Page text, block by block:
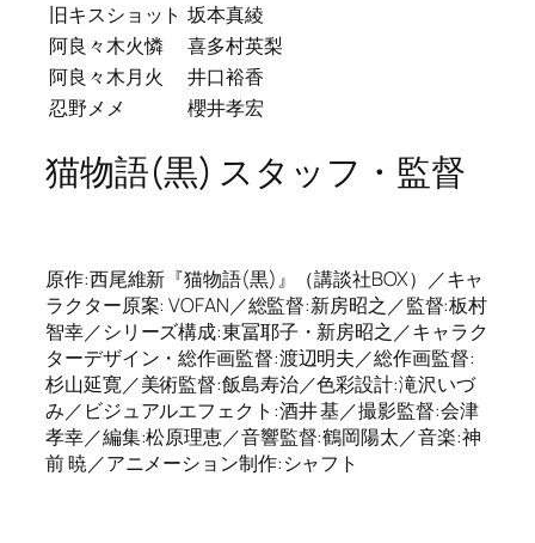
旧キスショット 坂本真綾
阿良々木火憐
喜多村英梨
阿良々木月火
井口裕香
忍野メメ
櫻井孝宏
猫物語(黒) スタッフ・監督
原作:西尾維新『猫物語(黒)』（講談社BOX）／キャ
ラクター原案: VOFAN／総監督:新房昭之／監督:板村
智幸／シリーズ構成:東冨耶子・新房昭之／キャラク
ターデザイン・総作画監督:渡辺明夫／総作画監督:
杉山延寛／美術監督:飯島寿治／色彩設計:滝沢いづ
み／ビジュアルエフェクト:酒井 基／撮影監督:会津
孝幸／編集:松原理恵／音響監督:鶴岡陽太／音楽:神
前 暁／アニメーション制作:シャフト